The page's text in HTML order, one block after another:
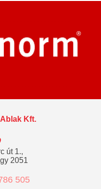
Kft.
út 1.,
2051
505